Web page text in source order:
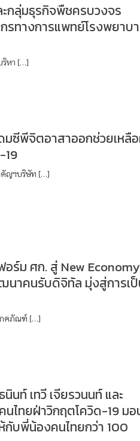
ะกลุ่มธุรกิจพืชครบวงจร
รทางการแพทย์โรงพยาบ
หา […]
มซีพีจิตอาสาออกช่วยเหลื
19
คัญฯบริษัท […]
ร์ม ศก. สู่ New Economy
นาคนรับดิจิทัล มุ่งสู่การเ
ภคภัณฑ์ […]
นท์ เทวี เจียรวนนท์ และ
ไทยฝ่าวิกฤตโควิด-19 ม
กับพี่น้องคนไทยกว่า 100